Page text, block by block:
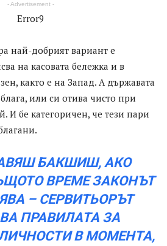
- Advertisement -
Error9
най-добрият вариант е
на касовата бележка и в
както е на Запад. А държавата
или си отива чисто при
И бе категоричен, че тези пари
БАКШИШ, АКО
ВРЕМЕ ЗАКОНЪТ
– СЕРВИТЬОРЪТ
ПРАВИЛАТА ЗА
В МОМЕНТА,